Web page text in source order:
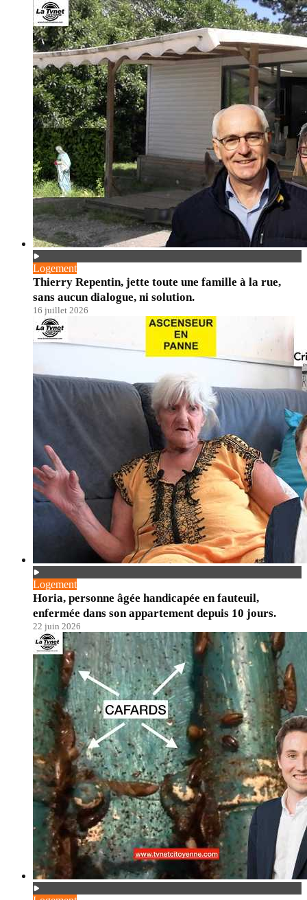
Logement
Thierry Repentin, jette toute une famille à la rue,
sans aucun dialogue, ni solution.
16 juillet 2026
Logement
Horia, personne âgée handicapée en fauteuil,
enfermée dans son appartement depuis 10 jours.
22 juin 2026